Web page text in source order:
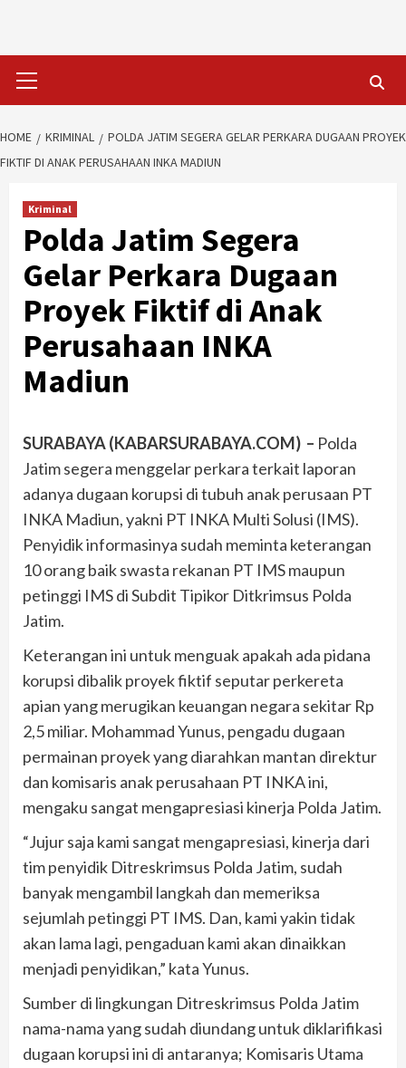
Menu
HOME KRIMINAL
POLDA JATIM SEGERA GELAR PERKARA DUGAAN PROYEK
FIKTIF DI ANAK PERUSAHAAN INKA MADIUN
Kriminal
Polda Jatim Segera
Gelar Perkara Dugaan
Proyek Fiktif di Anak
Perusahaan INKA
Madiun
SURABAYA (KABARSURABAYA.COM) – Polda
Jatim segera menggelar perkara terkait laporan
adanya dugaan korupsi di tubuh anak perusaan PT
INKA Madiun, yakni PT INKA Multi Solusi (IMS).
Penyidik informasinya sudah meminta keterangan
10 orang baik swasta rekanan PT IMS maupun
petinggi IMS di Subdit Tipikor Ditkrimsus Polda
Jatim.
Keterangan ini untuk menguak apakah ada pidana
korupsi dibalik proyek fiktif seputar perkereta
apian yang merugikan keuangan negara sekitar Rp
2,5 miliar. Mohammad Yunus, pengadu dugaan
permainan proyek yang diarahkan mantan direktur
dan komisaris anak perusahaan PT INKA ini,
mengaku sangat mengapresiasi kinerja Polda Jatim.
“Jujur saja kami sangat mengapresiasi, kinerja dari
tim penyidik Ditreskrimsus Polda Jatim, sudah
banyak mengambil langkah dan memeriksa
sejumlah petinggi PT IMS. Dan, kami yakin tidak
akan lama lagi, pengaduan kami akan dinaikkan
menjadi penyidikan,” kata Yunus.
Sumber di lingkungan Ditreskrimsus Polda Jatim
nama-nama yang sudah diundang untuk diklarifikasi
dugaan korupsi ini di antaranya; Komisaris Utama